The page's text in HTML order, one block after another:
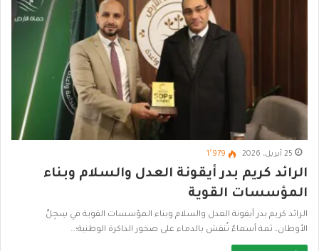
25 أبريل، 2026 1٬979
الرائد كريم بدر أيقونة العدل والسلام وبناء
المؤسسات القوية
الرائد كريم بدر أيقونة العدل والسلام وبناء المؤسسات القوية في سِجِلِّ
الأوطان، ثمة أسماءٌ تُنقش بالدماء على صخور الذاكرة الوطنية؛…